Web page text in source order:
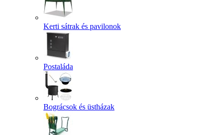
Kerti sátrak és pavilonok
Postaláda
Bográcsok és üstházak